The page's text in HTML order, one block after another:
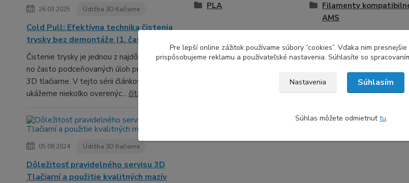
26.03.2025 Údržba 3D tlačiarne
Cold Pull: Efektívna technika čistenia
trysky bez demontáže (1. časť série)
Čistenie trysky je jednou z najdôležitejších,
no často podceňovaných úloh pri údržbe
3D tlačiarne. V tejto sérii článkov ti
ukážeme niekoľko overenýc... čítať celé
05.08.2024 Údržba 3D tlačiarne
Dôležitosť pravidelného servisu 3D
Tlačiarní a použitie kvalitných mazív
PLA
Filamenty
AMS
Pre lepší online zážitok používame súbory “cookies”. Vďaka nim
prispôsobujeme reklamu a používateľské nastavenia. Súhlasíte so
Nastavenia Súhlasím
Súhlas môžete odmietnuť tu.